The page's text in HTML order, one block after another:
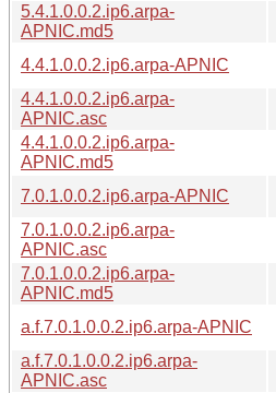
5.4.1.0.0.2.ip6.arpa-
APNIC.md5
4.4.1.0.0.2.ip6.arpa-APNIC
4.4.1.0.0.2.ip6.arpa-
APNIC.asc
4.4.1.0.0.2.ip6.arpa-
APNIC.md5
7.0.1.0.0.2.ip6.arpa-APNIC
7.0.1.0.0.2.ip6.arpa-
APNIC.asc
7.0.1.0.0.2.ip6.arpa-
APNIC.md5
a.f.7.0.1.0.0.2.ip6.arpa-APNIC
a.f.7.0.1.0.0.2.ip6.arpa-
APNIC.asc